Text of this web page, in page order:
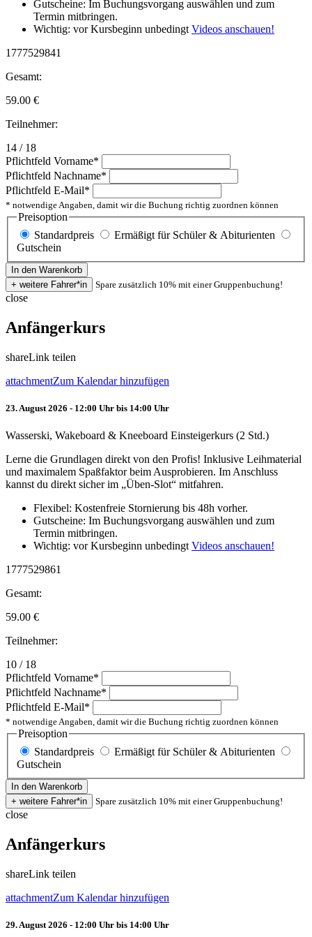
Gutscheine: Im Buchungsvorgang auswählen und zum
Termin mitbringen.
Wichtig: vor Kursbeginn unbedingtVideos anschauen!
1777529841
Gesamt:
59.00 €
Teilnehmer:
14 / 18
Pflichtfeld Vorname*
Pflichtfeld Nachname*
Pflichtfeld E-Mail*
* notwendige Angaben, damit wir die Buchung richtig zuordnen können
Preisoption
Standardpreis
Ermäßigt für Schüler & Abiturienten
Gutschein
Spare zusätzlich 10% mit einer Gruppenbuchung!
close
Anfängerkurs
shareLink teilen
attachmentZum Kalendar hinzufügen
23. August 2026 - 12:00 Uhr bis 14:00 Uhr
Wasserski, Wakeboard & Kneeboard Einsteigerkurs (2 Std.)
Lerne die Grundlagen direkt von den Profis! Inklusive Leihmaterial
und maximalem Spaßfaktor beim Ausprobieren. Im Anschluss
kannst du direkt sicher im „Üben-Slot“ mitfahren.
Flexibel: Kostenfreie Stornierung bis 48h vorher.
Gutscheine: Im Buchungsvorgang auswählen und zum
Termin mitbringen.
Wichtig: vor Kursbeginn unbedingt Videos anschauen!
1777529861
Gesamt:
59.00 €
Teilnehmer:
10 / 18
Pflichtfeld Vorname*
Pflichtfeld Nachname*
Pflichtfeld E-Mail*
* notwendige Angaben, damit wir die Buchung richtig zuordnen können
Preisoption
Standardpreis
Ermäßigt für Schüler & Abiturienten
Gutschein
Spare zusätzlich 10% mit einer Gruppenbuchung!
close
Anfängerkurs
shareLink teilen
attachmentZum Kalendar hinzufügen
29. August 2026 - 12:00 Uhr bis 14:00 Uhr